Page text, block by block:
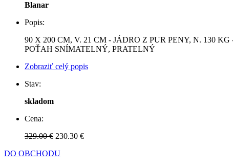
Blanar
Popis:
90 X 200 CM, V. 21 CM - JÁDRO Z PUR PENY, N. 130
POŤAH SNÍMATELNÝ, PRATELNÝ
Zobraziť celý popis
Stav:
skladom
Cena:
329.00 € 230.30 €
DO OBCHODU